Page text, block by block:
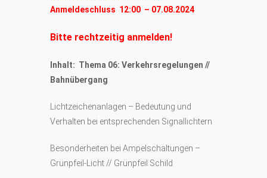
Anmeldeschluss 12:00 – 07.08.2024
Bitte rechtzeitig anmelden!
Inhalt: Thema 06: Verkehrsregelungen //
Bahnübergang
Lichtzeichenanlagen – Bedeutung und
Verhalten bei entsprechenden Signallichtern
Besonderheiten bei Ampelschaltungen –
Grünpfeil-Licht // Grünpfeil Schild